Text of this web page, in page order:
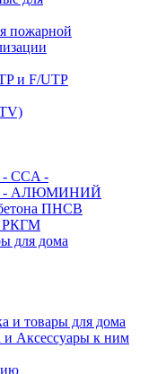
пожарной
и F/UTP
CCA -
- АЛЮМИНИЙ
ПНСВ
РКГМ
для дома
и товары для дома
и Аксессуары к ним